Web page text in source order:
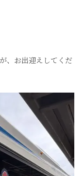
、お出迎えしてくだ